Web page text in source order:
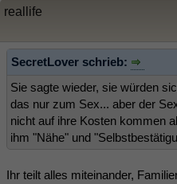
reallife
SecretLover schrieb:
Sie sagte wieder, sie würden
das nur zum Sex... aber der
nicht auf ihre Kosten kommen
ihm "Nähe" und
Ihr teilt alles miteinander,